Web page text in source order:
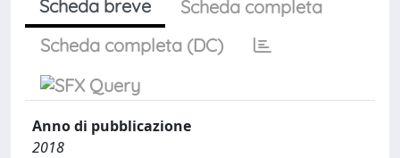
Scheda breve
Scheda completa
Scheda completa (DC)
Anno di pubblicazione
2018